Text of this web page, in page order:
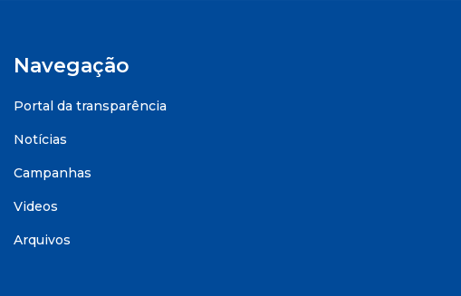
Navegação
Portal da transparência
Notícias
Campanhas
Videos
Arquivos